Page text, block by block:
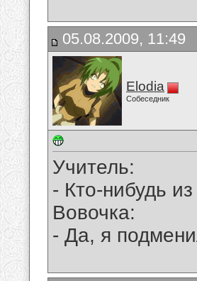
05.08.2009, 11:49
Elodia
Собеседник
Учитель:
- Кто-нибудь
Вовочка:
- Да, я